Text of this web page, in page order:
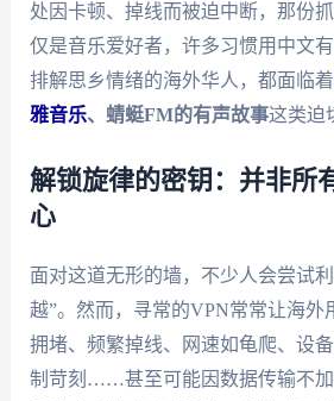
处因卡顿、掉线而被迫中断，那份
仅是音乐爱好者，许多习惯用中文
排解思乡情绪的海外华人，都面临着
雅音乐、蜻蜓FM的有声故事这类迫
解锁旋律的密钥：并非所
心
面对这道无形的墙，不少人会尝试
越”。然而，寻常的VPN常常让海外
拥堵、频繁掉线、网速如龟爬、设
制苛刻……甚至可能因数据传输不